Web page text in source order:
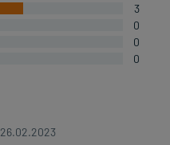
3
0
0
0
26.02.2023